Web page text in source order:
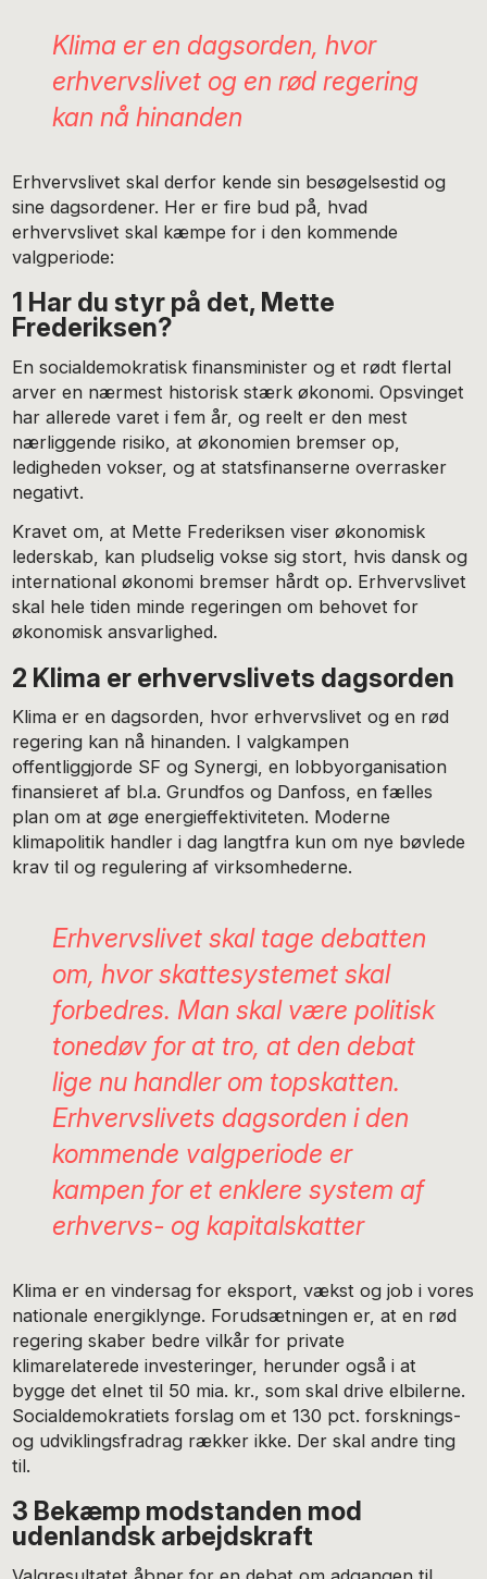
Klima er en dagsorden, hvor
erhvervslivet og en rød regering
kan nå hinanden
Erhvervslivet skal derfor kende sin besøgelsestid og
sine dagsordener. Her er fire bud på, hvad
erhvervslivet skal kæmpe for i den kommende
valgperiode:
1 Har du styr på det, Mette
Frederiksen?
En socialdemokratisk finansminister og et rødt flertal
arver en nærmest historisk stærk økonomi. Opsvinget
har allerede varet i fem år, og reelt er den mest
nærliggende risiko, at økonomien bremser op,
ledigheden vokser, og at statsfinanserne overrasker
negativt.
Kravet om, at Mette Frederiksen viser økonomisk
lederskab, kan pludselig vokse sig stort, hvis dansk og
international økonomi bremser hårdt op. Erhvervslivet
skal hele tiden minde regeringen om behovet for
økonomisk ansvarlighed.
2 Klima er erhvervslivets dagsorden
Klima er en dagsorden, hvor erhvervslivet og en rød
regering kan nå hinanden. I valgkampen
offentliggjorde SF og Synergi, en lobbyorganisation
finansieret af bl.a. Grundfos og Danfoss, en fælles
plan om at øge energieffektiviteten. Moderne
klimapolitik handler i dag langtfra kun om nye bøvlede
krav til og regulering af virksomhederne.
Erhvervslivet skal tage debatten
om, hvor skattesystemet skal
forbedres. Man skal være politisk
tonedøv for at tro, at den debat
lige nu handler om topskatten.
Erhvervslivets dagsorden i den
kommende valgperiode er
kampen for et enklere system af
erhvervs- og kapitalskatter
Klima er en vindersag for eksport, vækst og job i vores
nationale energiklynge. Forudsætningen er, at en rød
regering skaber bedre vilkår for private
klimarelaterede investeringer, herunder også i at
bygge det elnet til 50 mia. kr., som skal drive elbilerne.
Socialdemokratiets forslag om et 130 pct. forsknings-
og udviklingsfradrag rækker ikke. Der skal andre ting
til.
3 Bekæmp modstanden mod
udenlandsk arbejdskraft